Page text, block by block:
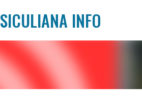
SICULIANA INFO